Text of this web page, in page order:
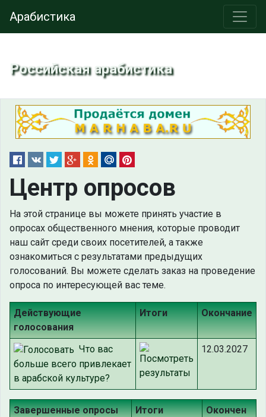
Арабистика
Российская арабистика
Центр опросов
На этой странице вы можете принять участие в
опросах общественного мнения, которые проводит
наш сайт среди своих посетителей, а также
ознакомиться с результатами предыдущих
голосований. Вы можете сделать заказ на проведение
опроса по интересующей вас теме.
Действующие
голосования
Итоги Окончание
Что вас
больше всего привлекает
в арабской культуре?
12.03.2027
Завершенные опросы Итоги
Окончен